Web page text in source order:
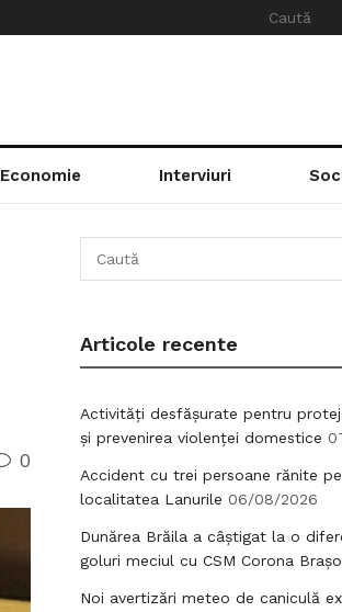
Economie Interviuri
0
Articole recente
Activități desfășurate pentru
și prevenirea violenței domestice
Accident cu trei persoane rănite pe
localitatea Lanurile 06/08/2026
Dunărea Brăila a câștigat la o
goluri meciul cu CSM Corona
Noi avertizări meteo de caniculă